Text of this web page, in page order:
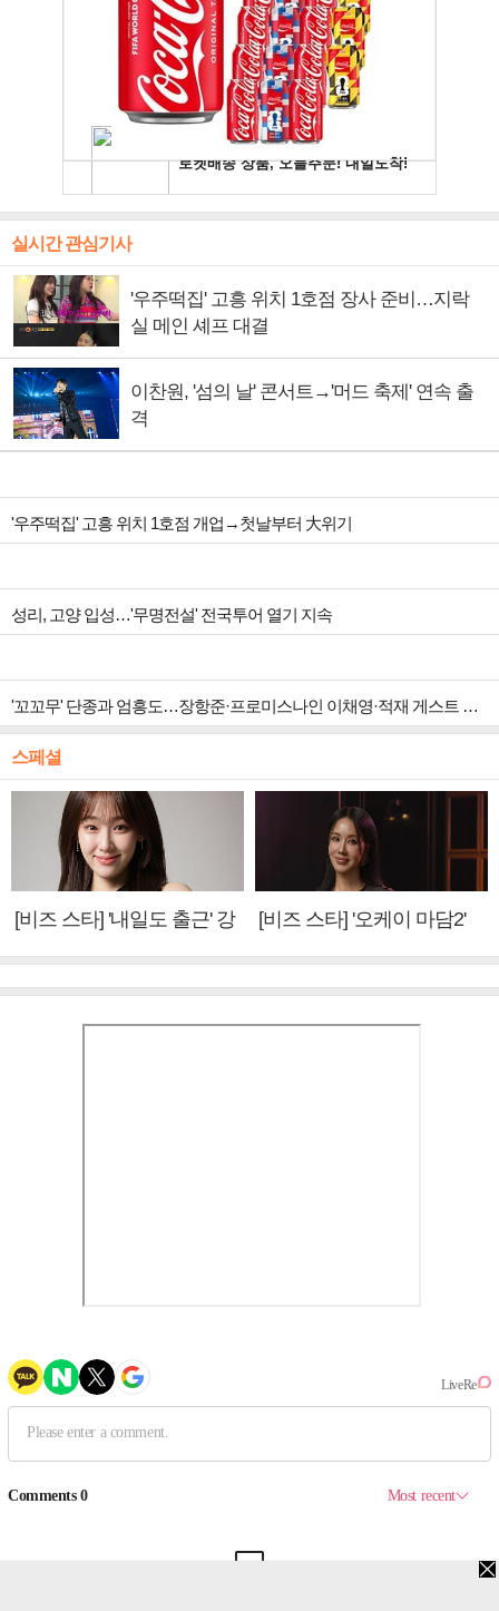
실시간 관심기사
'우주떡집' 고흥 위치 1호점 장사 준비…지락
실 메인 셰프 대결
이찬원, '섬의 날' 콘서트→'머드 축제' 연속 출
격
'우주떡집' 고흥 위치 1호점 개업→첫날부터 大위기
성리, 고양 입성…'무명전설' 전국투어 열기 지속
'꼬꼬무' 단종과 엄흥도…장항준·프로미스나인 이채영·적재 게스트 출연
스페셜
[비즈 스타] '내일도 출근' 강
[비즈 스타] '오케이 마담2'